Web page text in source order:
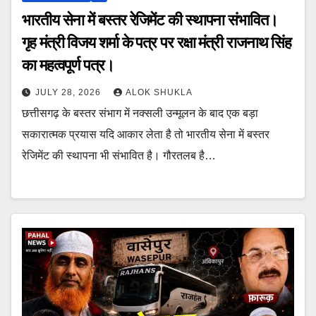
भारतीय सेना में बस्तर रेजिमेंट की स्थापना संभावित।
गृह मंत्री विजय शर्मा के पत्र पर रक्षा मंत्री राजनाथ सिंह
का महत्वपूर्ण पत्र।
JULY 28, 2026 ALOK SHUKLA
छत्तीसगढ़ के बस्तर संभाग में नक्सली उन्मूलन के बाद एक बड़ा
सकारात्मक प्रयास यदि आकार लेता है तो भारतीय सेना में बस्तर
रेजिमेंट की स्थापना भी संभावित है। गौरतलब है…